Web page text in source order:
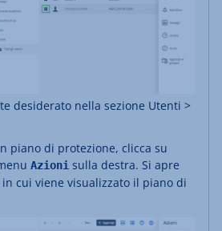
desiderato nella sezione Utenti >
piano di protezione, clicca su
Azioni sulla destra. Si apre
cui viene visualizzato il piano di